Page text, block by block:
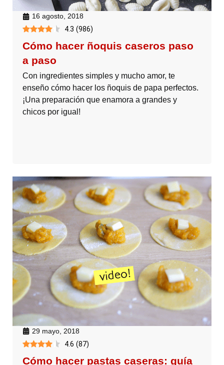
16 agosto, 2018
4.3 (986)
Cómo hacer ñoquis caseros paso
a paso
Con ingredientes simples y mucho amor, te
enseño cómo hacer los ñoquis de papa perfectos.
¡Una preparación que enamora a grandes y
chicos por igual!
29 mayo, 2018
4.6 (87)
Cómo hacer pastas caseras: guía